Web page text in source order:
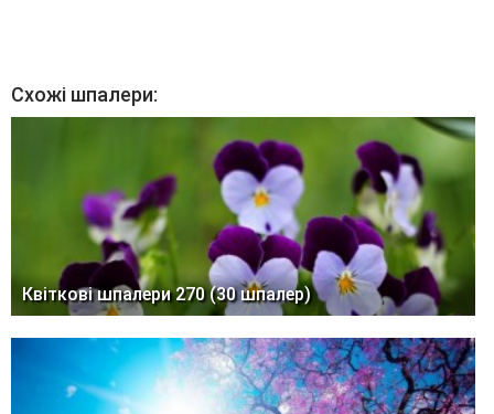
Схожі шпалери:
Квіткові шпалери 270 (30 шпалер)